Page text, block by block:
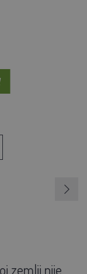
zemlji nije